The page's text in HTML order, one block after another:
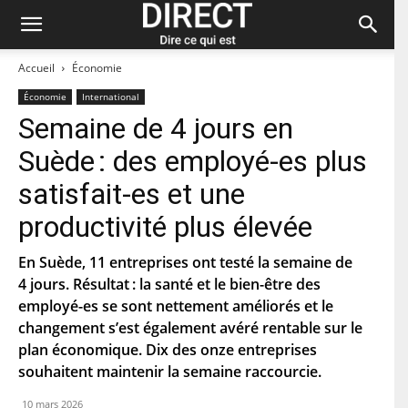
Accueil Économie
Économie International
Semaine de 4 jours en
Suède : des employé-es plus
satisfait-es et une
productivité plus élevée
En Suède, 11 entreprises ont testé la semaine de
4 jours. Résultat : la santé et le bien-être des
employé-es se sont nettement améliorés et le
changement s’est également avéré rentable sur le
plan économique. Dix des onze entreprises
souhaitent maintenir la semaine raccourcie.
10 mars 2026
Restez à jour et abonnez-vous à notre
newsletter « direct ».
r
é
n
o
m
N
o
m
d
e
f
a
m
i
C
o
u
r
r
e
C
d